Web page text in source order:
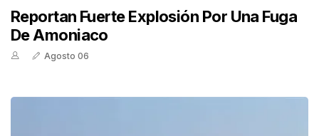
Reportan Fuerte Explosión Por Una Fuga
De Amoniaco
Agosto 06